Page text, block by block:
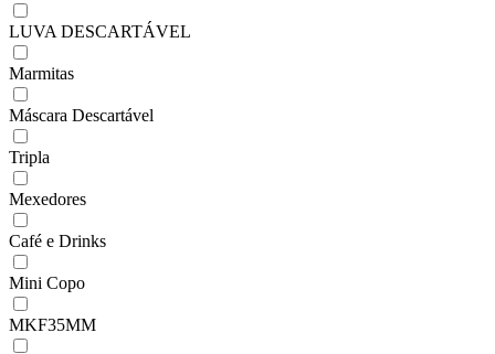
LUVA DESCARTÁVEL
Marmitas
Máscara Descartável
Tripla
Mexedores
Café e Drinks
Mini Copo
MKF35MM